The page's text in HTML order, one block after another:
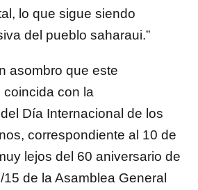
lo que sigue siendo
del pueblo saharaui.”
asombro que este
con la
Día Internacional de los
correspondiente al 10 de
lejos del 60 aniversario de
de la Asamblea General